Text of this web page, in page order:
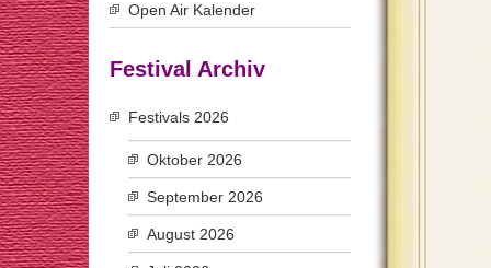
Open Air Kalender
Festival Archiv
Festivals 2026
Oktober 2026
September 2026
August 2026